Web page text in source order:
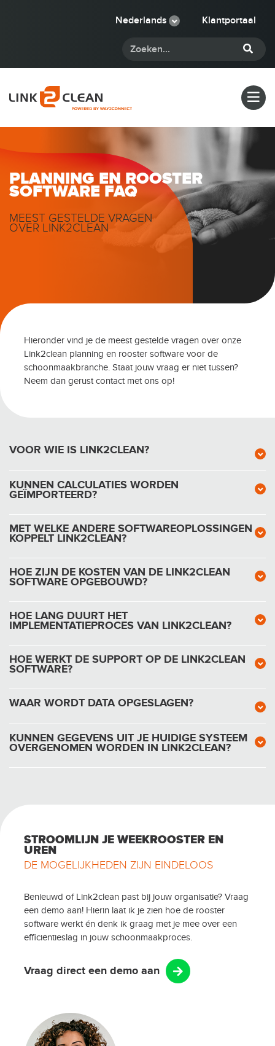
Nederlands Klantportaal
PLANNING EN ROOSTER
SOFTWARE FAQ
MEEST GESTELDE VRAGEN
OVER LINK2CLEAN
Hieronder vind je de meest gestelde vragen over onze
Link2clean planning en rooster software voor de
schoonmaakbranche. Staat jouw vraag er niet tussen?
Neem dan gerust contact met ons op!
VOOR WIE IS LINK2CLEAN?
KUNNEN CALCULATIES WORDEN
GEÏMPORTEERD?
MET WELKE ANDERE SOFTWAREOPLOSSINGEN
KOPPELT LINK2CLEAN?
HOE ZIJN DE KOSTEN VAN DE LINK2CLEAN
SOFTWARE OPGEBOUWD?
HOE LANG DUURT HET
IMPLEMENTATIEPROCES VAN LINK2CLEAN?
HOE WERKT DE SUPPORT OP DE LINK2CLEAN
SOFTWARE?
WAAR WORDT DATA OPGESLAGEN?
KUNNEN GEGEVENS UIT JE HUIDIGE SYSTEEM
OVERGENOMEN WORDEN IN LINK2CLEAN?
STROOMLIJN JE WEEKROOSTER EN
UREN
DE MOGELIJKHEDEN ZIJN EINDELOOS
Benieuwd of Link2clean past bij jouw organisatie? Vraag
een demo aan! Hierin laat ik je zien hoe de rooster
software werkt én denk ik graag met je mee over een
efficiëntieslag in jouw schoonmaakproces.
Vraag direct een demo aan